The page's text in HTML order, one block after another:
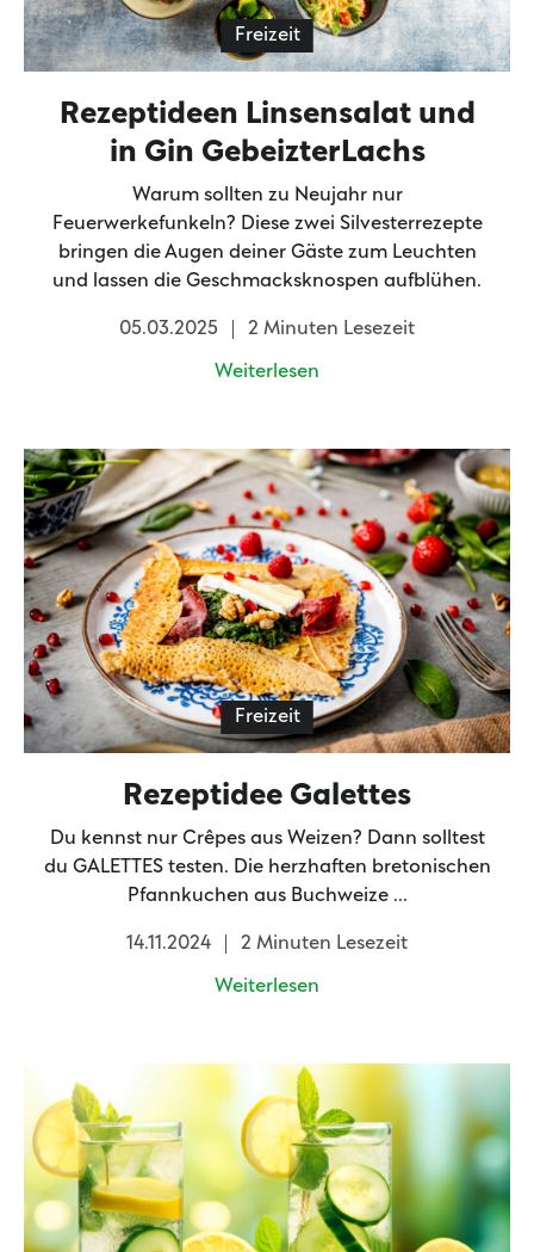
Freizeit
Rezeptideen Linsensalat und
in Gin GebeizterLachs
Warum sollten zu Neujahr nur
Feuerwerkefunkeln? Diese zwei Silvesterrezepte
bringen die Augen deiner Gäste zum Leuchten
und lassen die Geschmacksknospen aufblühen.
05.03.2025 2 Minuten Lesezeit
Weiterlesen
Freizeit
Rezeptidee Galettes
Du kennst nur Crêpes aus Weizen? Dann solltest
du GALETTES testen. Die herzhaften bretonischen
Pfannkuchen aus Buchweize ...
14.11.2024 2 Minuten Lesezeit
Weiterlesen